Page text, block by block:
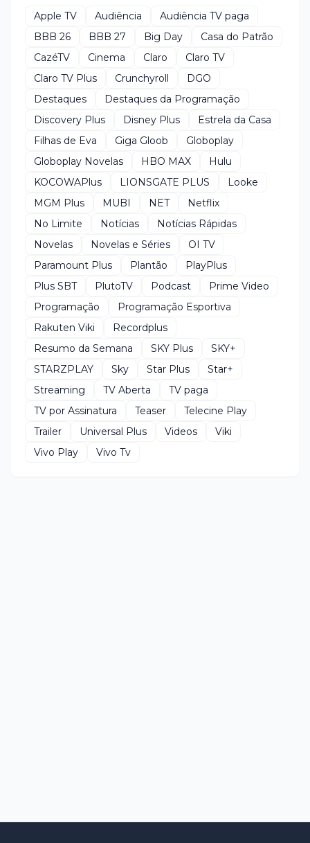
Apple TV Audiência
Audiência TV paga
BBB 26
BBB 27 Big Day
Casa do Patrão
CazéTV
Cinema Claro
Claro TV
Claro TV Plus
Crunchyroll
DGO
Destaques
Destaques da Programação
Discovery Plus
Disney Plus
Estrela da Casa
Filhas de Eva
Giga Gloob
Globoplay
Globoplay Novelas
HBO MAX
Hulu
KOCOWAPlus
LIONSGATE PLUS
Looke
MGM Plus
MUBI NET
Netflix
No Limite
Notícias
Notícias Rápidas
Novelas
Novelas e Séries
OI TV
Paramount Plus
Plantão
PlayPlus
Plus SBT
PlutoTV Podcast
Prime Video
Programação
Programação Esportiva
Rakuten Viki
Recordplus
Resumo da Semana
SKY Plus
SKY+
STARZPLAY
Sky Star Plus
Star+
Streaming
TV Aberta
TV paga
TV por Assinatura
Teaser
Telecine Play
Trailer
Universal Plus Videos
Viki
Vivo Play
Vivo Tv